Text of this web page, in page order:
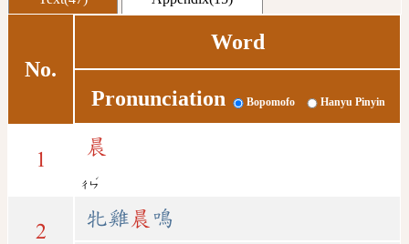
No.
Word
Pronunciation Bopomofo Hanyu Pinyin
1
晨
ㄔㄣ
ˊ
2
牝雞 晨 鳴